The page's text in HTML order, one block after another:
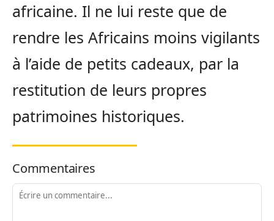
africaine. Il ne lui reste que de
rendre les Africains moins vigilants
à l’aide de petits cadeaux, par la
restitution de leurs propres
patrimoines historiques.
Commentaires